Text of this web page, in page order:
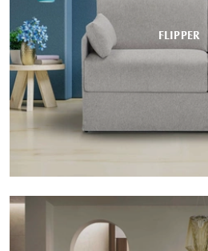
FLIPPER